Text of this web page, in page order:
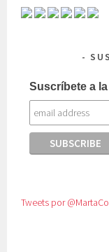
Suscríbete a
Tweets por